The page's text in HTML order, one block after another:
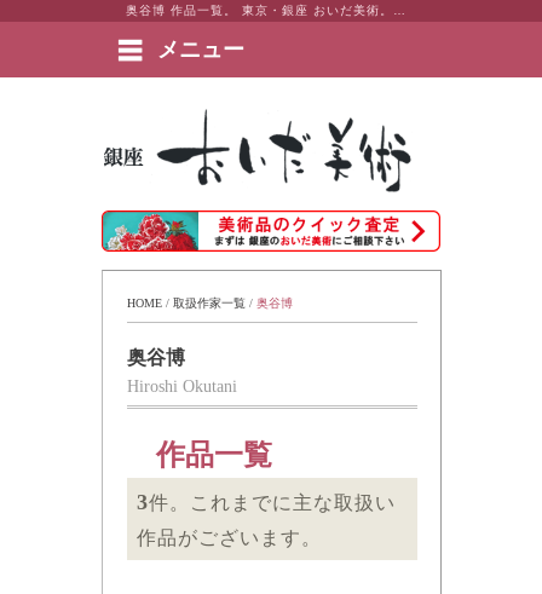
メニュー
絵画など美術品の販売と買取 | 東京・銀座 おいだ美術
HOME / 取扱作家一覧 / 奥谷博
奥谷博
Hiroshi Okutani
作品一覧
3件。これまでに主な取扱い
作品がございます。